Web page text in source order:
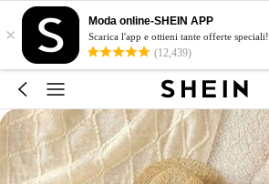
×
Moda online-SHEIN APP
Scarica l'app e ottieni tante offerte speciali!
(12,439)